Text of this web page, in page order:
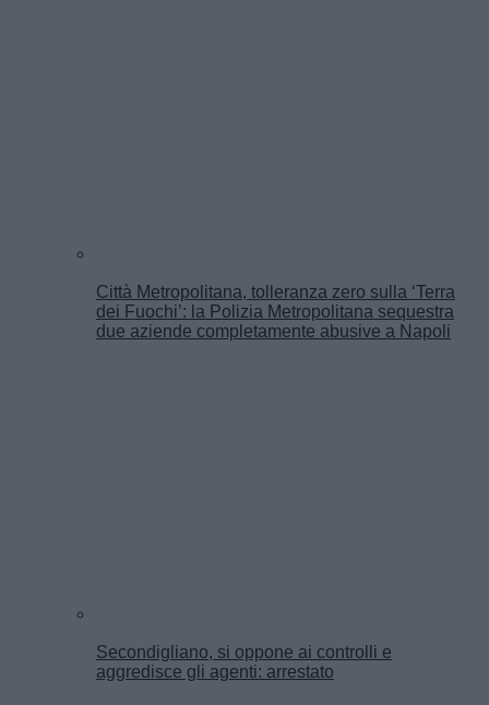
Città Metropolitana, tolleranza zero sulla ‘Terra
dei Fuochi’: la Polizia Metropolitana sequestra
due aziende completamente abusive a Napoli
Secondigliano, si oppone ai controlli e
aggredisce gli agenti: arrestato